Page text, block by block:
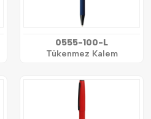
0555-100-L
Tükenmez Kalem